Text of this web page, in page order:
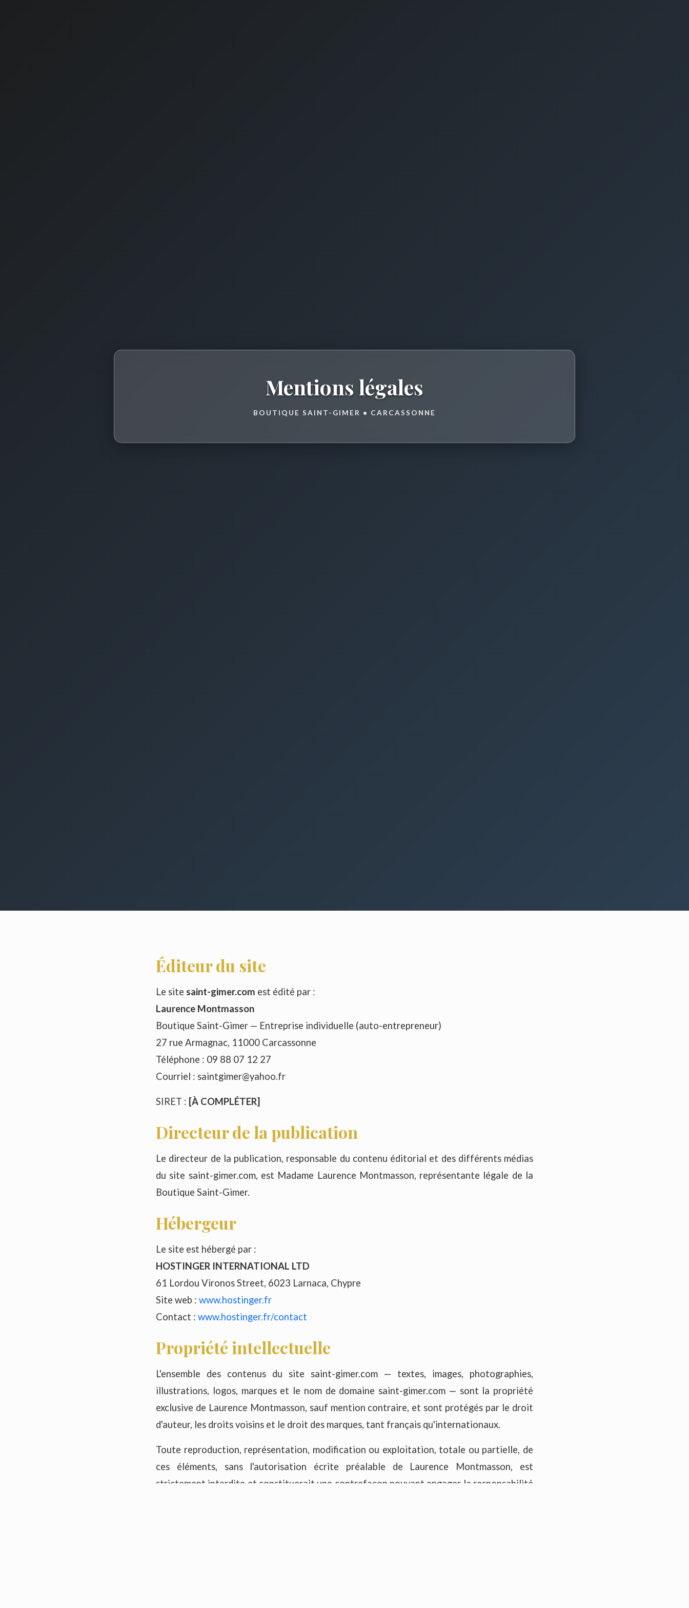
Mentions légales
BOUTIQUE SAINT-GIMER • CARCASSONNE
Éditeur du site
Le site saint-gimer.com est édité par :
Laurence Montmasson
Boutique Saint-Gimer — Entreprise individuelle (auto-entrepreneur)
27 rue Armagnac, 11000 Carcassonne
Téléphone : 09 88 07 12 27
Courriel : saintgimer@yahoo.fr
SIRET : [À COMPLÉTER]
Directeur de la publication
Le directeur de la publication, responsable du contenu éditorial et des différents médias
du site saint-gimer.com, est Madame Laurence Montmasson, représentante légale de la
Boutique Saint-Gimer.
Hébergeur
Le site est hébergé par :
HOSTINGER INTERNATIONAL LTD
61 Lordou Vironos Street, 6023 Larnaca, Chypre
Site web : www.hostinger.fr
Contact : www.hostinger.fr/contact
Propriété intellectuelle
L'ensemble des contenus du site saint-gimer.com — textes, images, photographies,
illustrations, logos, marques et le nom de domaine saint-gimer.com — sont la propriété
exclusive de Laurence Montmasson, sauf mention contraire, et sont protégés par le droit
d'auteur, les droits voisins et le droit des marques, tant français qu'internationaux.
Toute reproduction, représentation, modification ou exploitation, totale ou partielle, de
ces éléments, sans l'autorisation écrite préalable de Laurence Montmasson, est
strictement interdite et constituerait une contrefaçon pouvant engager la responsabilité